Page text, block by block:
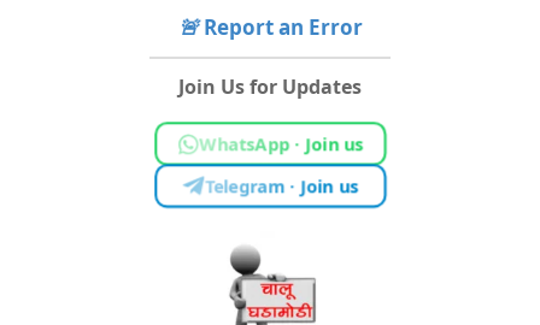
🚨Report an Error
Join Us for Updates
WhatsApp · Join us
Telegram · Join us